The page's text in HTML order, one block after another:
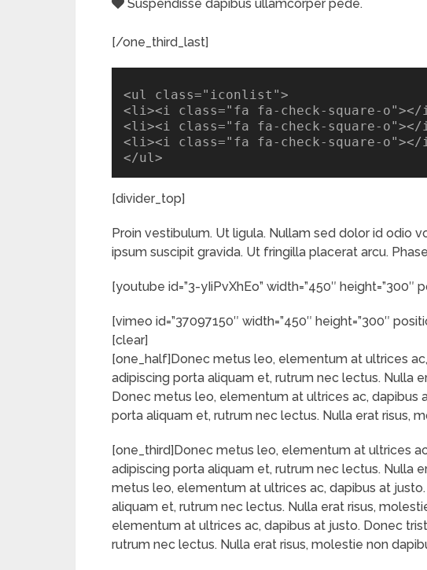
Suspendisse dapibus ullamcorper pede.
[/one_third_last]
<ul class="iconlist">
<li><i class="fa fa-check-square-
<li><i class="fa fa-check-square-
<li><i class="fa fa-check-square-o"></
</ul>
[divider_top]
Proin vestibulum. Ut ligula. Nullam sed dolor id odio
ipsum suscipit gravida. Ut fringilla placerat arcu.
[youtube id=”3-yIiPvXhEo” width=”450″ height=”300″
[vimeo id=”37097150″ width=”450″ height=”300″
[clear]
[one_half]Donec metus leo, elementum at ultrices
adipiscing porta aliquam et, rutrum nec lectus. Nulla
Donec metus leo, elementum at ultrices ac, dapibus
porta aliquam et, rutrum nec lectus. Nulla erat risus,
[one_third]Donec metus leo, elementum at ultrices
adipiscing porta aliquam et, rutrum nec lectus. Nulla
metus leo, elementum at ultrices ac, dapibus at
aliquam et, rutrum nec lectus. Nulla erat risus,
elementum at ultrices ac, dapibus at justo. Donec
rutrum nec lectus. Nulla erat risus, molestie non